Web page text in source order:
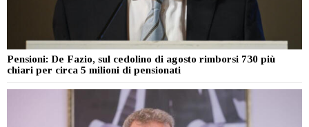
Pensioni: De Fazio, sul cedolino di agosto rimborsi 730 più
chiari per circa 5 milioni di pensionati